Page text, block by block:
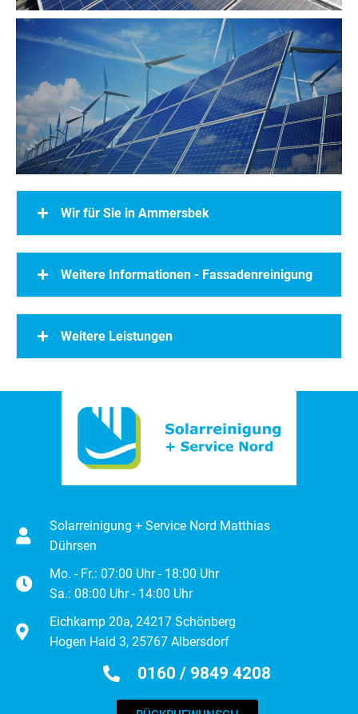
Wir für Sie in Ammersbek
Weitere Informationen - Fassadenreinigung
Weitere Leistungen
Solarreinigung + Service Nord Matthias
Dührsen
Mo. - Fr.: 07:00 Uhr - 18:00 Uhr
Sa.: 08:00 Uhr - 14:00 Uhr
Eichkamp 20a, 24217 Schönberg
Hogen Haid 3, 25767 Albersdorf
0160 / 9849 4208